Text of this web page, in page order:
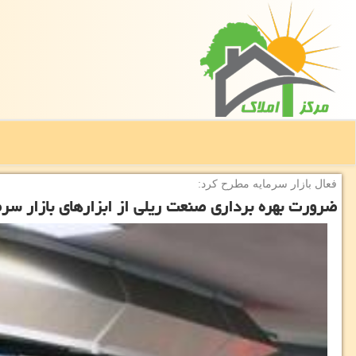
فعال بازار سرمایه مطرح كرد:
ضرورت بهره برداری صنعت ریلی از ابزارهای بازار